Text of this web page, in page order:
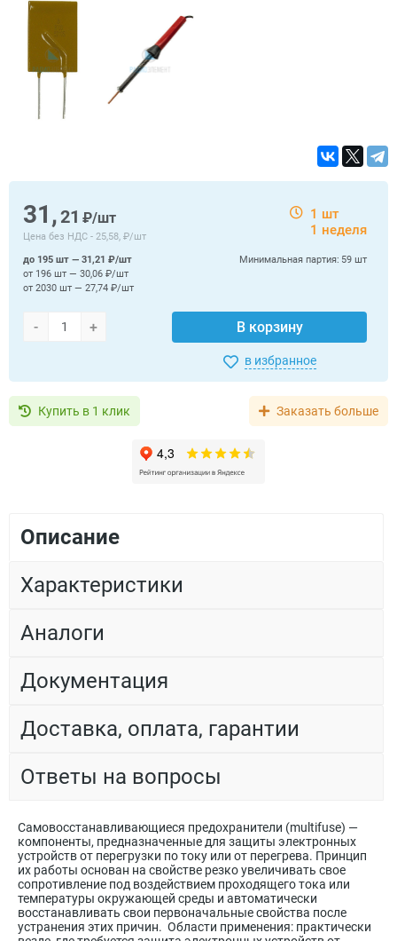
31,21 ₽/шт
Цена без НДС - 25,58, ₽/шт
1 шт
1 неделя
- + В корзину
Минимальная партия: 59 шт
до 195 шт — 31,21 ₽/шт
от 196 шт — 30,06 ₽/шт
от 2030 шт — 27,74 ₽/шт
в избранное
Купить в 1 клик Заказать больше
Описание
Характеристики
Аналоги
Документация
Доставка, оплата, гарантии
Ответы на вопросы
Самовосстанавливающиеся предохранители (multifuse) —
компоненты, предназначенные для защиты электронных
устройств от перегрузки по току или от перегрева. Принцип
их работы основан на свойстве резко увеличивать свое
сопротивление под воздействием проходящего тока или
температуры окружающей среды и автоматически
восстанавливать свои первоначальные свойства после
устранения этих причин. Области применения: практически